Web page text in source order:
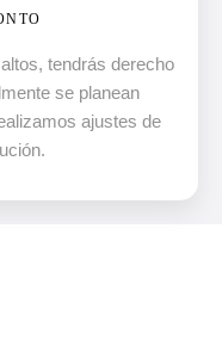
tendrás derecho
se planean
ajustes de